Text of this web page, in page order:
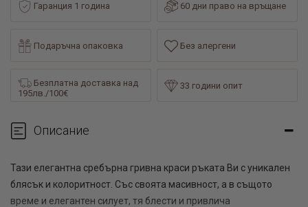
Гаранция 1 година 60 дни право на връщане
Подаръчна опаковка Без алергени
Безплатна доставка над
195лв./100€
33 години опит
Описание
Тази елегантна сребърна гривна краси ръката Ви с уникален
блясък и колоритност. Със своята масивност, а в същото
време и елегантен силует, тя блести и привлича